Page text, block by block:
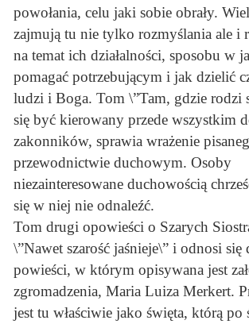
powołania, celu jaki sobie obrały.
zajmują tu nie tylko rozmyślania ale i
na temat ich działalności, sposobu w
pomagać potrzebującym i jak dzielić
ludzi i Boga. Tom \”Tam, gdzie rodzi
się być kierowany przede wszystkim
zakonników, sprawia wrażenie
przewodnictwie duchowym. Osoby
niezainteresowane duchowością
się w niej nie odnaleźć.
Tom drugi opowieści o Szarych
\”Nawet szarość jaśnieje\” i odnosi się
powieści, w którym opisywana jest
zgromadzenia, Maria Luiza Merkert.
jest tu właściwie jako święta, którą po